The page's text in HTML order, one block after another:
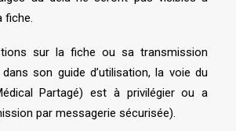
fiche.
sur la fiche ou sa transmission
son guide d’utilisation, la voie du
Partagé) est à privilégier ou a
par messagerie sécurisée).